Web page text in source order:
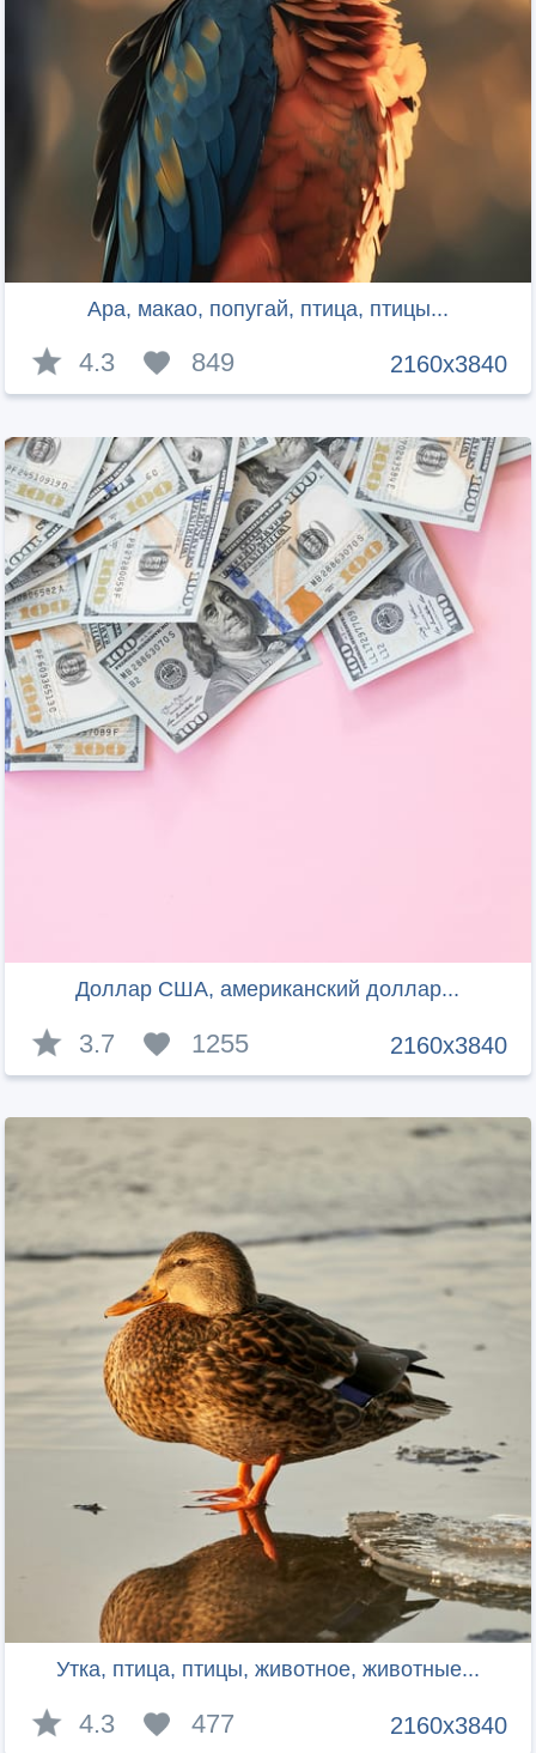
Ара, макао, попугай, птица, птицы...
2160x3840
4.3 849
Доллар США, американский доллар...
2160x3840
3.7 1255
Утка, птица, птицы, животное, животные...
2160x3840
4.3 477